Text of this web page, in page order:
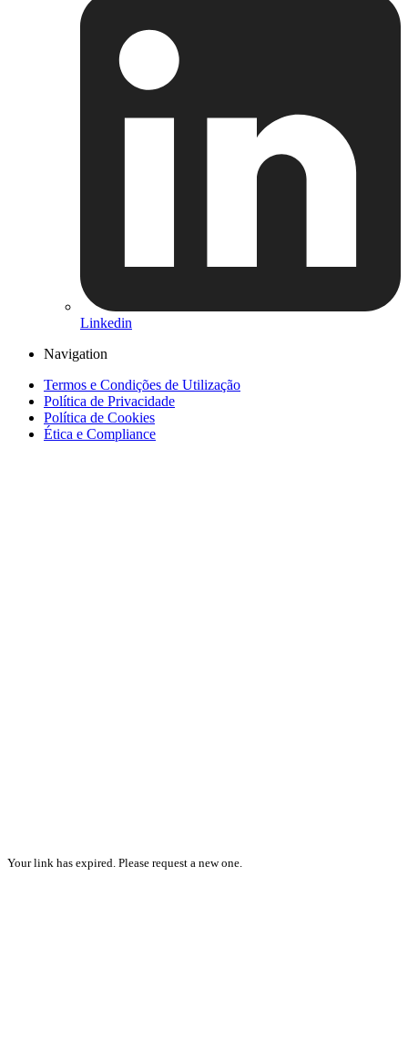
Linkedin
Navigation
Termos e Condições de Utilização
Política de Privacidade
Política de Cookies
Ética e Compliance
Your link has expired. Please request a new one.